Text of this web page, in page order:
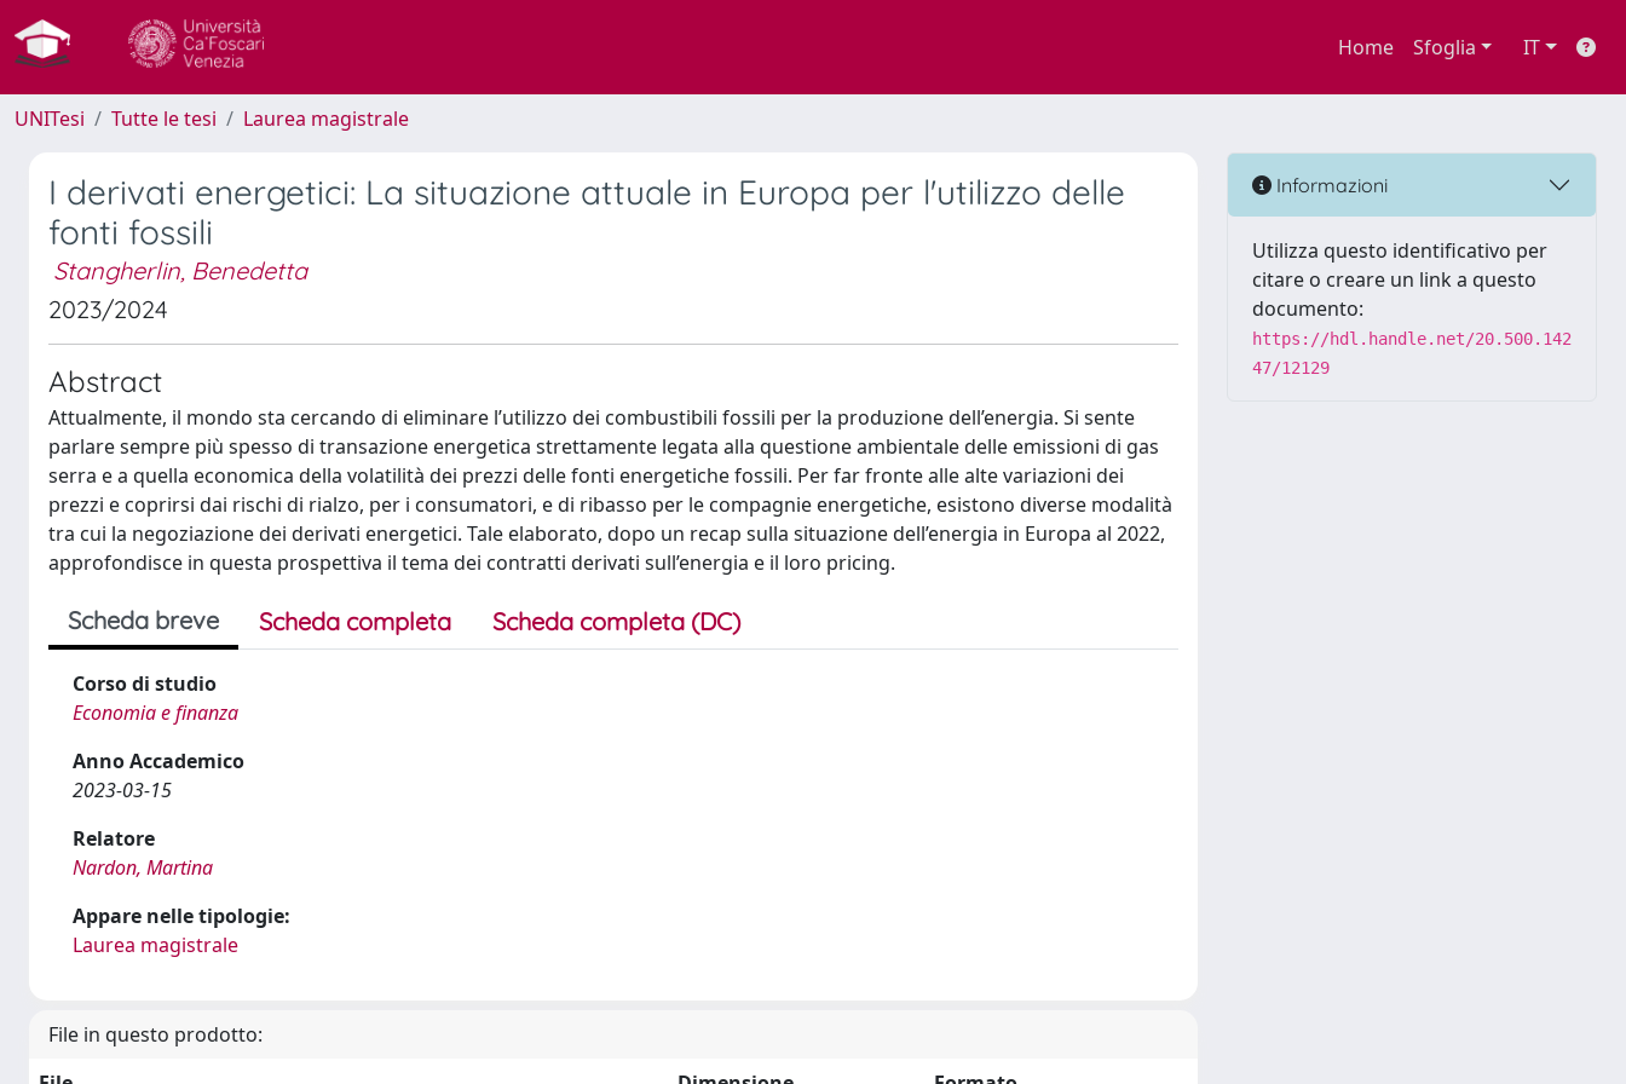
Home Sfoglia IT
UNITesi Tutte le tesi Laurea magistrale
I derivati energetici: La situazione attuale in Europa per l'utilizzo delle
fonti fossili
Stangherlin, Benedetta
2023/2024
Abstract
Attualmente, il mondo sta cercando di eliminare l’utilizzo dei combustibili fossili per la produzione dell’energia. Si sente
parlare sempre più spesso di transazione energetica strettamente legata alla questione ambientale delle emissioni di gas
serra e a quella economica della volatilità dei prezzi delle fonti energetiche fossili. Per far fronte alle alte variazioni dei
prezzi e coprirsi dai rischi di rialzo, per i consumatori, e di ribasso per le compagnie energetiche, esistono diverse modalità
tra cui la negoziazione dei derivati energetici. Tale elaborato, dopo un recap sulla situazione dell’energia in Europa al 2022,
approfondisce in questa prospettiva il tema dei contratti derivati sull’energia e il loro pricing.
Scheda breve Scheda completa Scheda completa (DC)
Corso di studio
Economia e finanza
Anno Accademico
2023-03-15
Relatore
Nardon, Martina
Appare nelle tipologie:
Laurea magistrale
File in questo prodotto:
Informazioni
Utilizza questo identificativo per
citare o creare un link a questo
documento:
https://hdl.handle.net/20.500.142
47/12129